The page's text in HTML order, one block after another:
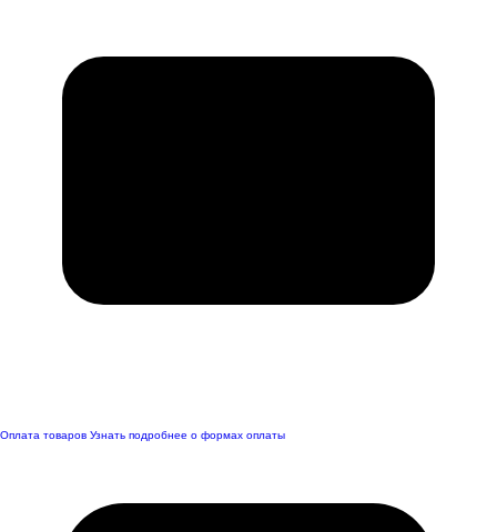
Оплата товаров Узнать подробнее о формах оплаты